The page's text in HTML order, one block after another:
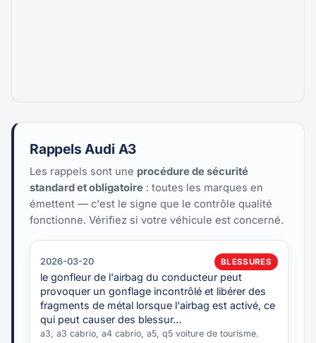
Rappels Audi A3
Les rappels sont une procédure de sécurité
standard et obligatoire : toutes les marques en
émettent — c'est le signe que le contrôle qualité
fonctionne. Vérifiez si votre véhicule est concerné.
2026-03-20 BLESSURES
le gonfleur de l'airbag du conducteur peut
provoquer un gonflage incontrôlé et libérer des
fragments de métal lorsque l'airbag est activé, ce
qui peut causer des blessur…
a3, a3 cabrio, a4 cabrio, a5, q5 voiture de tourisme.